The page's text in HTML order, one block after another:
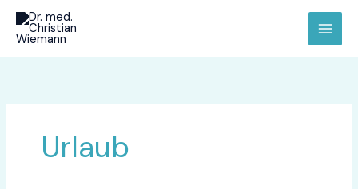
Zum
Inhalt
springen
Urlaub